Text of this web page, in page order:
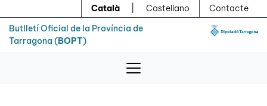
Català Castellano
Contacte
Butlletí Oficial de la Província de
Tarragona (BOPT)